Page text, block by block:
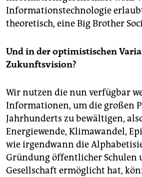
Informationstechnologie
theoretisch, eine Big Brother
Und in der optimistischen
Zukunftsvision?
Wir nutzen die nun verfügbar
Informationen, um die großen
Jahrhunderts zu bewältigen,
Energiewende, Klimawandel,
wie irgendwann die
Gründung öffentlicher Schulen
Gesellschaft ermöglicht hat,